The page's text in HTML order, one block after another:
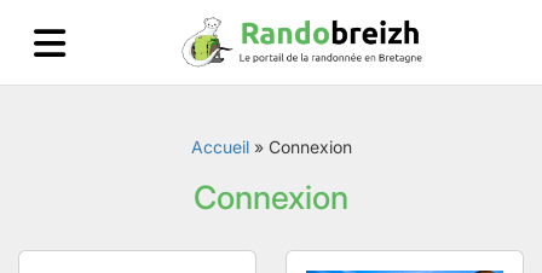
Accueil» Connexion
Connexion